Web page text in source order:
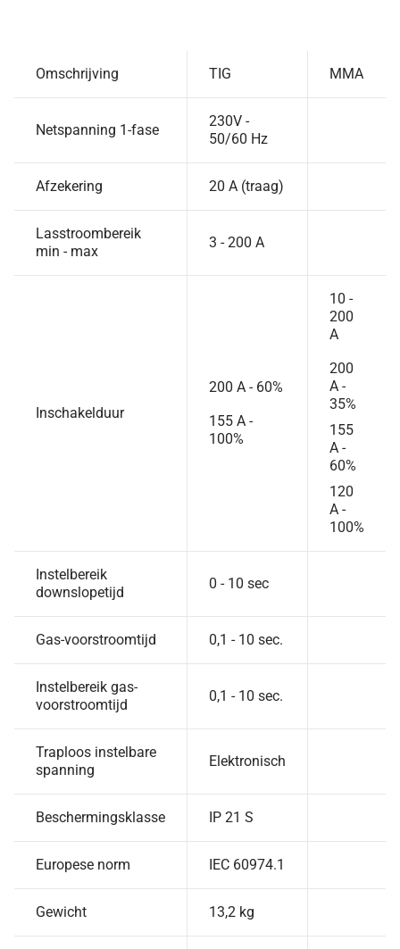
Omschrijving TIG MMA
Netspanning 1-fase
230V -
50/60 Hz
Afzekering 20 A (traag)
Lasstroombereik
min - max
3 - 200 A
Inschakelduur
200 A - 60%
155 A -
100%
10 -
200
A
200
A -
35%
155
A -
60%
120
A -
100%
Instelbereik
downslopetijd
0 - 10 sec
Gas-voorstroomtijd 0,1 - 10 sec.
Instelbereik gas-
voorstroomtijd
0,1 - 10 sec.
Traploos instelbare
spanning
Elektronisch
Beschermingsklasse IP 21 S
Europese norm IEC 60974.1
Gewicht 13,2 kg